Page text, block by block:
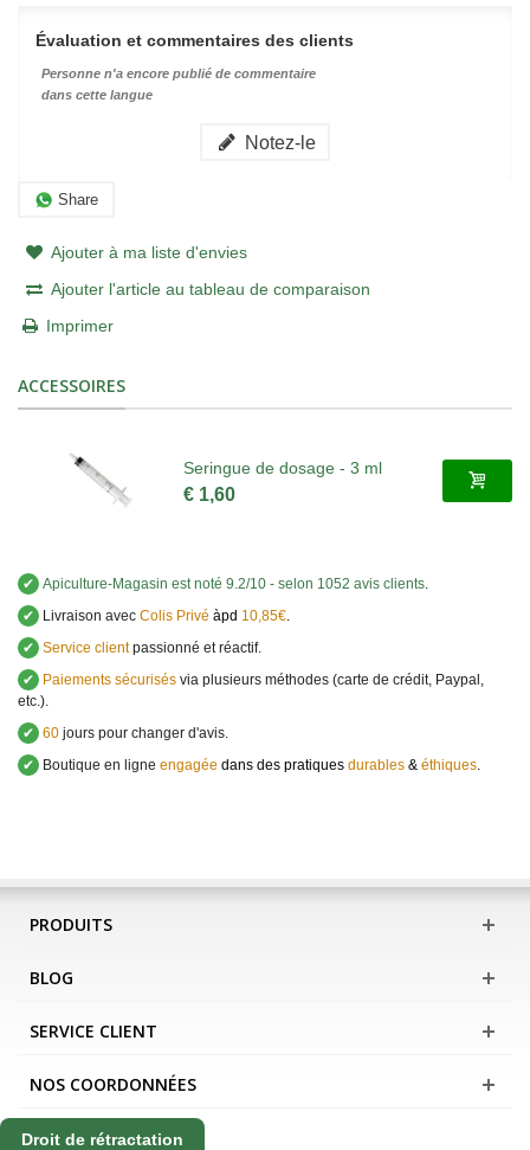
Évaluation et commentaires des clients
Personne n'a encore publié de commentaire
dans cette langue
Notez-le
Share
Ajouter à ma liste d'envies
Ajouter l'article au tableau de comparaison
Imprimer
ACCESSOIRES
Seringue de dosage - 3 ml
€ 1,60
✔ Apiculture-Magasin est noté 9.2/10 - selon 1052 avis clients.
✔
Livraison avec Colis Privé àpd 10,85€.
✔ Service clientpassionné et réactif.
✔
Paiements sécurisés via plusieurs méthodes (carte de crédit, Paypal,
etc.).
✔ 60 jours pour changer d'avis.
✔
Boutique en ligne engagée dans des pratiques durables & éthiques.
PRODUITS
BLOG
SERVICE CLIENT
NOS COORDONNÉES
Droit de rétractation